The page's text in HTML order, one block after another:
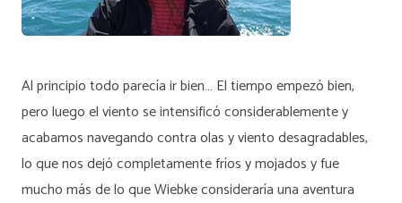
Al principio todo parecía ir bien… El tiempo empezó bien,
pero luego el viento se intensificó considerablemente y
acabamos navegando contra olas y viento desagradables,
lo que nos dejó completamente fríos y mojados y fue
mucho más de lo que Wiebke consideraría una aventura